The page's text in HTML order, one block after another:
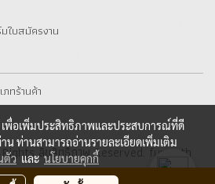
ใบสมัครงาน
ทร้านค้า
ลิขสิทธิ์ภาพ Reserved. fur.co.th
ชมวันนี้ 1
เพื่อเพิ่มประสิทธิภาพและประสบการณ์ที่ดี
น ท่านสามารถอ่านรายละเอียดเพิ่มเติม
ตัวและนโยบายคุกกี้